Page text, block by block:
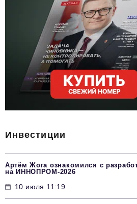
Инвестиции
Артём Жога ознакомился с
на ИННОПРОМ-2026
10 июля 11:19